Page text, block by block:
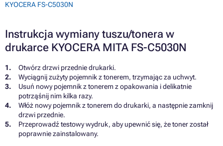
KYOCERA FS-C5030N
Instrukcja wymiany tuszu/tonera w
drukarce KYOCERA MITA FS-C5030N
Otwórz drzwi przednie drukarki.
Wyciągnij zużyty pojemnik z tonerem, trzymając za uchwyt.
Usuń nowy pojemnik z tonerem z opakowania i delikatnie
potrząśnij nim kilka razy.
Włóż nowy pojemnik z tonerem do drukarki, a następnie zamknij
drzwi przednie.
Przeprowadź testowy wydruk, aby upewnić się, że toner został
poprawnie zainstalowany.